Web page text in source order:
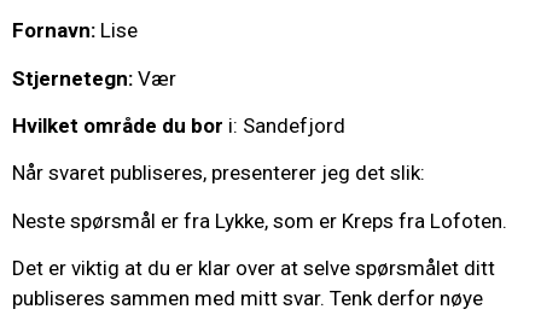
Fornavn: Lise
Stjernetegn: Vær
Hvilket område du bor i: Sandefjord
Når svaret publiseres, presenterer jeg det slik:
Neste spørsmål er fra Lykke, som er Kreps fra Lofoten.
Det er viktig at du er klar over at selve spørsmålet ditt
publiseres sammen med mitt svar. Tenk derfor nøye